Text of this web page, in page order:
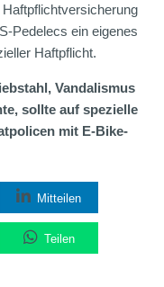
Pedelecs ein eigenes
Haftpflicht.
Vandalismus
sollte auf spezielle
mit E-Bike-
Mitteilen
Teilen